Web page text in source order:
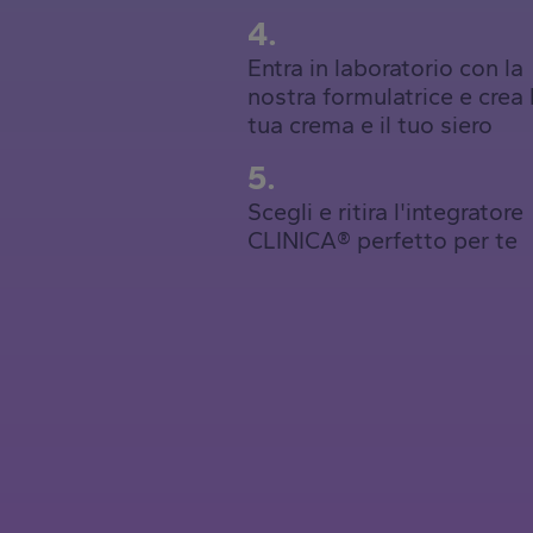
4.
Entra in laboratorio con la
nostra formulatrice e crea
tua crema e il tuo siero
5.
Scegli e ritira l'integratore
CLINICA® perfetto per te